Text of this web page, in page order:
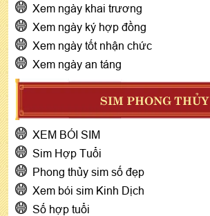
Xem ngày khai trương
Xem ngày ký hợp đồng
Xem ngày tốt nhận chức
Xem ngày an táng
SIM PHONG THỦY
XEM BÓI SIM
Sim Hợp Tuổi
Phong thủy sim số đẹp
Xem bói sim Kinh Dịch
Số hợp tuổi